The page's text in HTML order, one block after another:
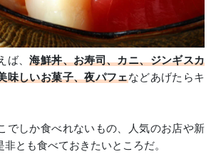
ば、海鮮丼、お寿司、カニ、ジンギスカ
味しいお菓子、夜パフェなどあげたらキ
でしか食べれないもの、人気のお店や新
とも食べておきたいところだ。